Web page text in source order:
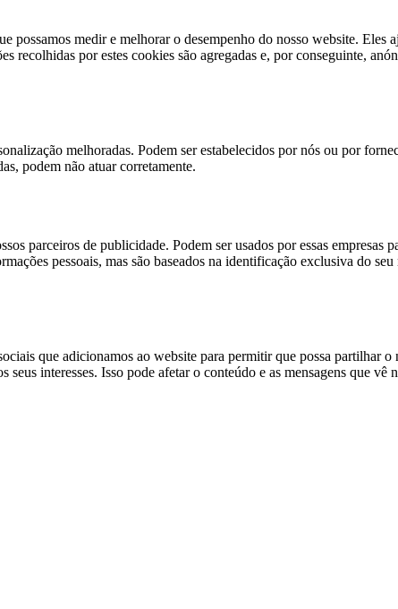
possamos medir e melhorar o desempenho do nosso website. Eles
recolhidas por estes cookies são agregadas e, por conseguinte,
melhoradas. Podem ser estabelecidos por nós ou por
podem não atuar corretamente.
parceiros de publicidade. Podem ser usados por essas
pessoais, mas são baseados na identificação exclusiva do
que adicionamos ao website para permitir que possa partilhar
interesses. Isso pode afetar o conteúdo e as mensagens que